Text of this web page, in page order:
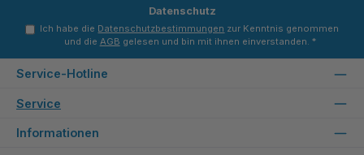
Datenschutz
Ich habe die Datenschutzbestimmungen zur Kenntnis genommen
und die AGB gelesen und bin mit ihnen einverstanden. *
Service-Hotline
Service
Informationen